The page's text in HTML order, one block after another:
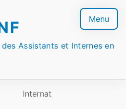
Assistants et Internes en
Menu
Internat